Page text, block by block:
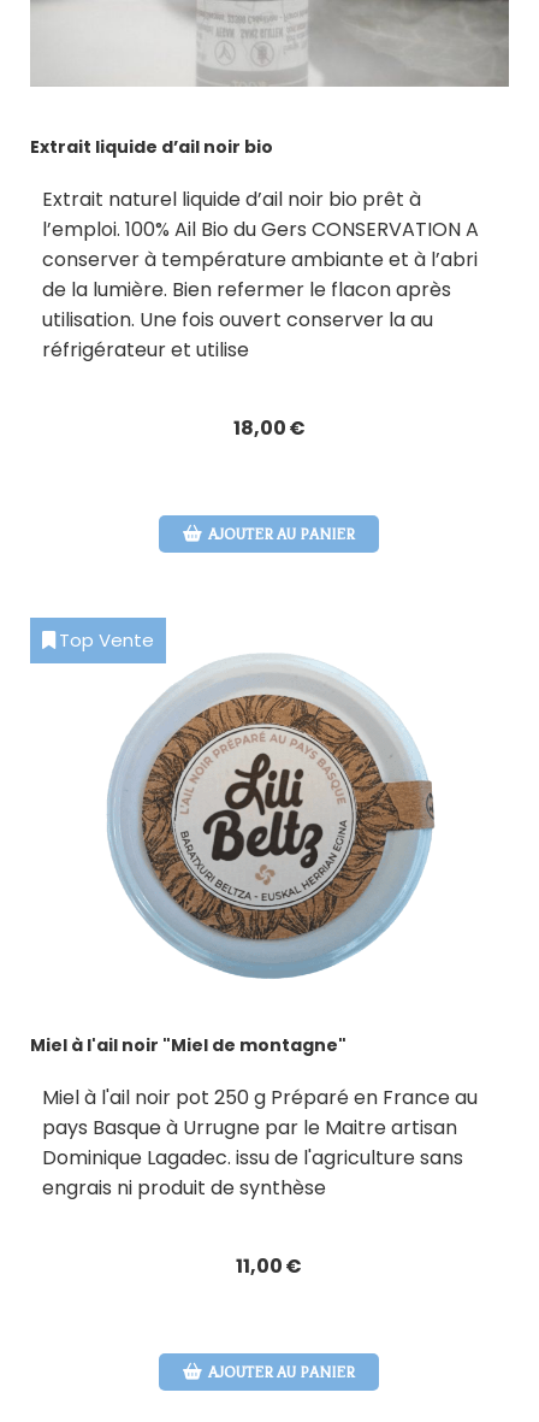
Extrait liquide d’ail noir bio
Extrait naturel liquide d’ail noir bio prêt à
l’emploi. 100% Ail Bio du Gers CONSERVATION A
conserver à température ambiante et à l’abri
de la lumière. Bien refermer le flacon après
utilisation. Une fois ouvert conserver la au
réfrigérateur et utilise
18,00€
AJOUTER AU PANIER
Miel à l'ail noir "Miel de montagne"
Miel à l'ail noir pot 250 g Préparé en France au
pays Basque à Urrugne par le Maitre artisan
Dominique Lagadec. issu de l'agriculture sans
engrais ni produit de synthèse
11,00€
AJOUTER AU PANIER
Top Vente